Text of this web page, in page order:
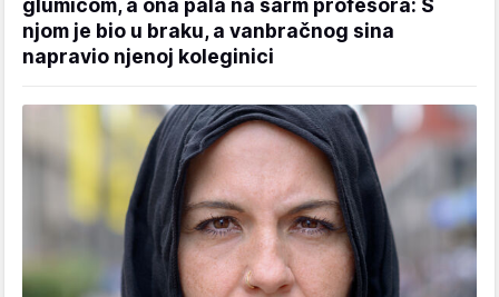
njom je bio u braku, a vanbračnog sina
napravio njenoj koleginici